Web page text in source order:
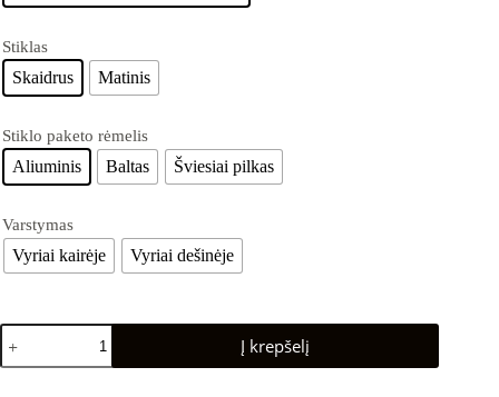
Stiklas
Skaidrus Matinis
Stiklo paketo rėmelis
Aliuminis Baltas Šviesiai pilkas
Varstymas
Vyriai kairėje Vyriai dešinėje
Į krepšelį